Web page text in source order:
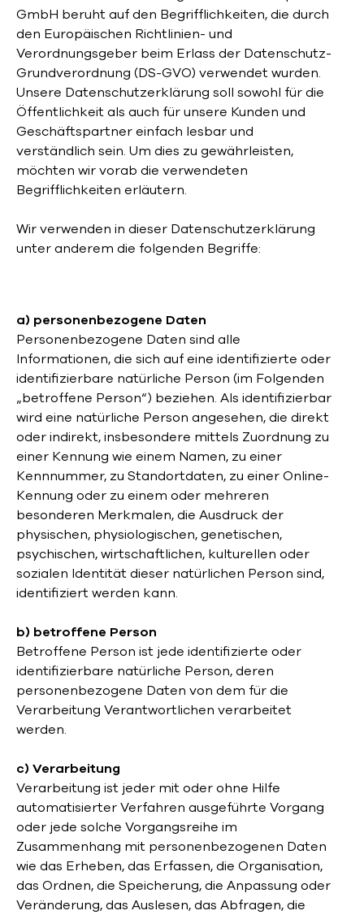
GmbH beruht auf den Begrifflichkeiten, die durch
den Europäischen Richtlinien- und
Verordnungsgeber beim Erlass der Datenschutz-
Grundverordnung (DS-GVO) verwendet wurden.
Unsere Datenschutzerklärung soll sowohl für die
Öffentlichkeit als auch für unsere Kunden und
Geschäftspartner einfach lesbar und
verständlich sein. Um dies zu gewährleisten,
möchten wir vorab die verwendeten
Begrifflichkeiten erläutern.
Wir verwenden in dieser Datenschutzerklärung
unter anderem die folgenden Begriffe:
a) personenbezogene Daten
Personenbezogene Daten sind alle
Informationen, die sich auf eine identifizierte oder
identifizierbare natürliche Person (im Folgenden
„betroffene Person“) beziehen. Als identifizierbar
wird eine natürliche Person angesehen, die direkt
oder indirekt, insbesondere mittels Zuordnung zu
einer Kennung wie einem Namen, zu einer
Kennnummer, zu Standortdaten, zu einer Online-
Kennung oder zu einem oder mehreren
besonderen Merkmalen, die Ausdruck der
physischen, physiologischen, genetischen,
psychischen, wirtschaftlichen, kulturellen oder
sozialen Identität dieser natürlichen Person sind,
identifiziert werden kann.
b) betroffene Person
Betroffene Person ist jede identifizierte oder
identifizierbare natürliche Person, deren
personenbezogene Daten von dem für die
Verarbeitung Verantwortlichen verarbeitet
werden.
c) Verarbeitung
Verarbeitung ist jeder mit oder ohne Hilfe
automatisierter Verfahren ausgeführte Vorgang
oder jede solche Vorgangsreihe im
Zusammenhang mit personenbezogenen Daten
wie das Erheben, das Erfassen, die Organisation,
das Ordnen, die Speicherung, die Anpassung oder
Veränderung, das Auslesen, das Abfragen, die